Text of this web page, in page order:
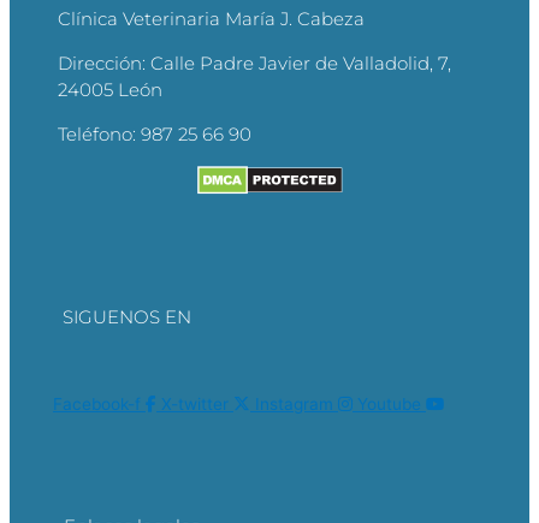
Clínica Veterinaria María J. Cabeza
Dirección: Calle Padre Javier de Valladolid, 7,
24005 León
Teléfono: 987 25 66 90
SIGUENOS EN
Facebook-f X-twitter Instagram Youtube